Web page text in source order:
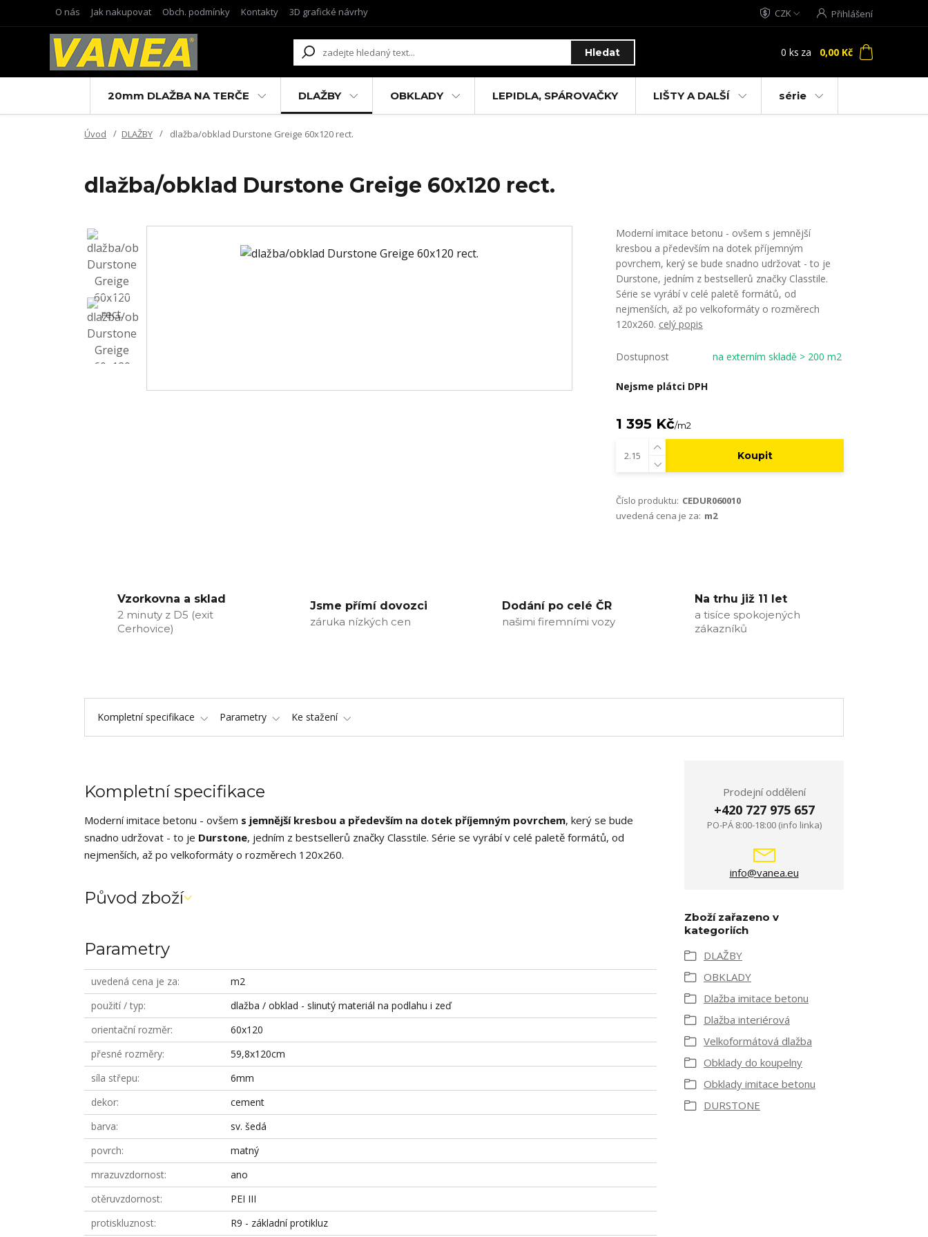
O nás Jak nakupovat Obch. podmínky Kontakty 3D grafické návrhy CZK Přihlášení
Hledat 0 ks za 0,00 Kč
20mm DLAŽBA NA TERČE DLAŽBY OBKLADY LEPIDLA, SPÁROVAČKY LIŠTY A DALŠÍ série
Úvod DLAŽBY dlažba/obklad Durstone Greige 60x120 rect.
dlažba/obklad Durstone Greige 60x120 rect.
Moderní imitace betonu - ovšem s jemnější
kresbou a především na dotek příjemným
povrchem, kerý se bude snadno udržovat - to je
Durstone, jedním z bestsellerů značky Classtile.
Série se vyrábí v celé paletě formátů, od
nejmenších, až po velkoformáty o rozměrech
120x260. celý popis
Dostupnost na externím skladě > 200 m2
Nejsme plátci DPH
1 395 Kč/m2
Koupit
Číslo produktu: CEDUR060010
uvedená cena je za: m2
Vzorkovna a sklad
2 minuty z D5 (exit
Cerhovice)
Jsme přímí dovozci
záruka nízkých cen
Dodání po celé ČR
našimi firemními vozy
Na trhu již 11 let
a tisíce spokojených
zákazníků
Kompletní specifikace Parametry Ke stažení
Kompletní specifikace
Moderní imitace betonu - ovšem s jemnější kresbou a především na dotek příjemným povrchem, kerý se bude
snadno udržovat - to je Durstone, jedním z bestsellerů značky Classtile. Série se vyrábí v celé paletě formátů, od
nejmenších, až po velkoformáty o rozměrech 120x260.
Původ zboží
Parametry
uvedená cena je za
m2
použití / typ
dlažba / obklad - slinutý materiál na podlahu i zeď
orientační rozměr
60x120
přesné rozměry
59,8x120cm
síla střepu
6mm
dekor
cement
barva
sv. šedá
povrch
matný
mrazuvzdornost
ano
otěruvzdornost
PEI III
protiskluznost
R9 - základní protikluz
Prodejní oddělení
+420 727 975 657
PO-PÁ 8:00-18:00 (info linka)
info@vanea.eu
Zboží zařazeno v
kategoriích
DLAŽBY
OBKLADY
Dlažba imitace betonu
Dlažba interiérová
Velkoformátová dlažba
Obklady do koupelny
Obklady imitace betonu
DURSTONE